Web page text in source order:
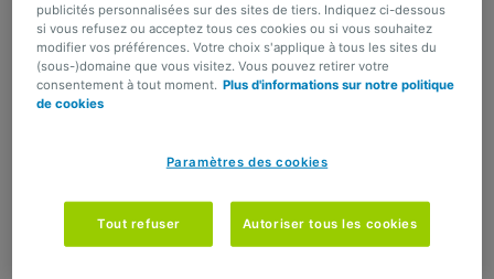
Les garanties d’AG Care Vision Full remplacent
celles de l’assurance hospitalisation collective dès
que cette dernière disparaît (par ex. au moment du
départ à la retraite).
Profiter à l’avenir d’une assurance hospitalisation
publicités personnalisées sur des sites de tiers. Indiquez ci-dessous
si vous refusez ou acceptez tous ces cookies ou si vous souhaitez
modifier vos préférences. Votre choix s'applique à tous les sites du
(sous-)domaine que vous visitez. Vous pouvez retirer votre
consentement à tout moment. Plus d'informations sur notre politique
de cookies
Paramètres des cookies
Tout refuser Autoriser tous les cookies